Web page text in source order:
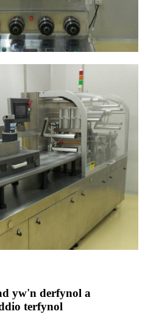
yw'n derfynol a
terfynol